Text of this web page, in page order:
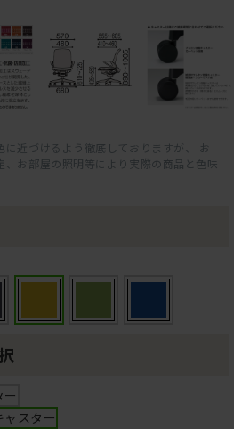
近づけるよう徹底しておりますが、 お
、お部屋の照明等により実際の商品と色味
スター